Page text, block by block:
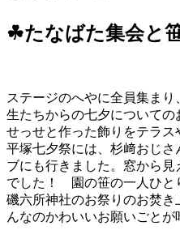
☘たなばた集会と
ステージのへやに全員集ま
生たちからの七夕について
せっせと作った飾りをテラス
平塚七夕祭には、杉﨑おじ
ブにも行きました。窓から
でした！ 園の笹の一人ひと
磯六所神社のお祭りのお焚
んなのかわいいお願いごとが